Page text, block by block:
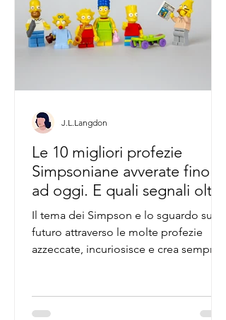
Le 10 migliori profezie
Simpsoniane avverate fino
ad oggi. E quali segnali oltre
il 2022?
Il tema dei Simpson e lo sguardo sul
futuro attraverso le molte profezie
azzeccate, incuriosisce e crea sempre
J.L.Langdon